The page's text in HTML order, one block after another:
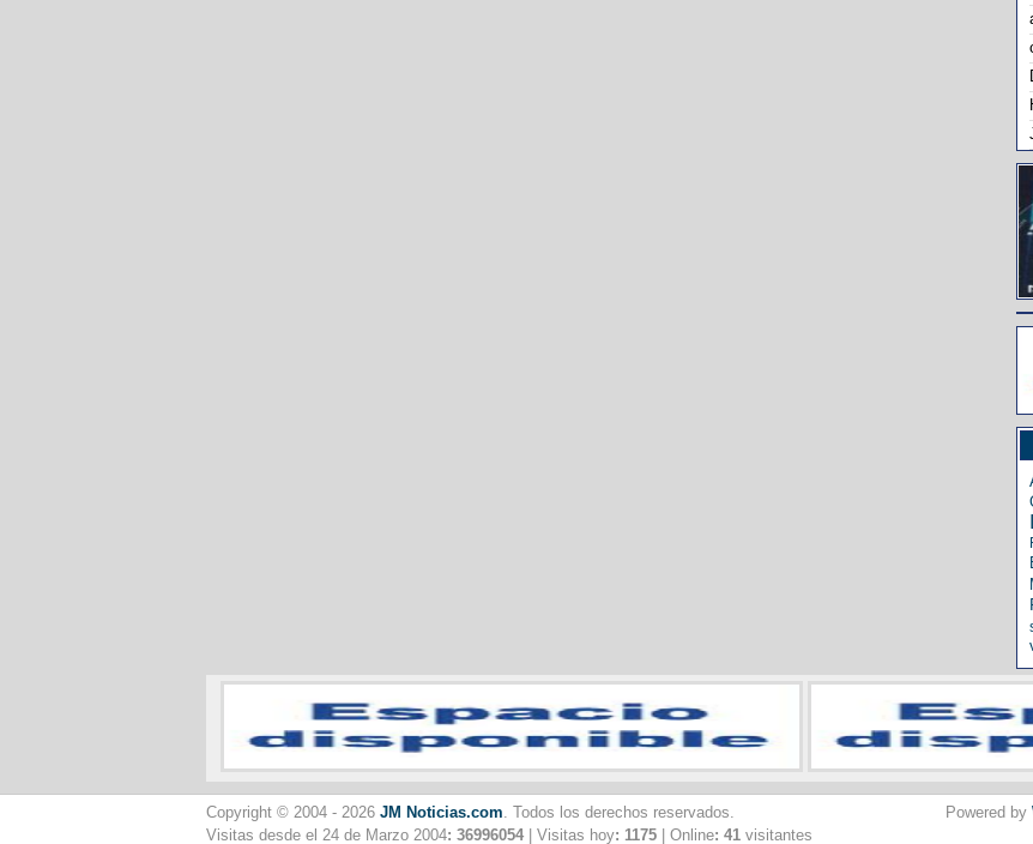
Copyright © 2004 - 2026 JM Noticias.com. Todos los derechos reservados.
Visitas desde el 24 de Marzo 2004: 36996054 | Visitas hoy: 1175 | Online: 41 visitantes
Powered by